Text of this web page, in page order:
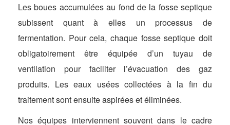
Les boues accumulées au fond de la fosse septique
subissent quant à elles un processus de
fermentation. Pour cela, chaque fosse septique doit
obligatoirement être équipée d’un tuyau de
ventilation pour faciliter l’évacuation des gaz
produits. Les eaux usées collectées à la fin du
traitement sont ensuite aspirées et éliminées.
Nos équipes interviennent souvent dans le cadre